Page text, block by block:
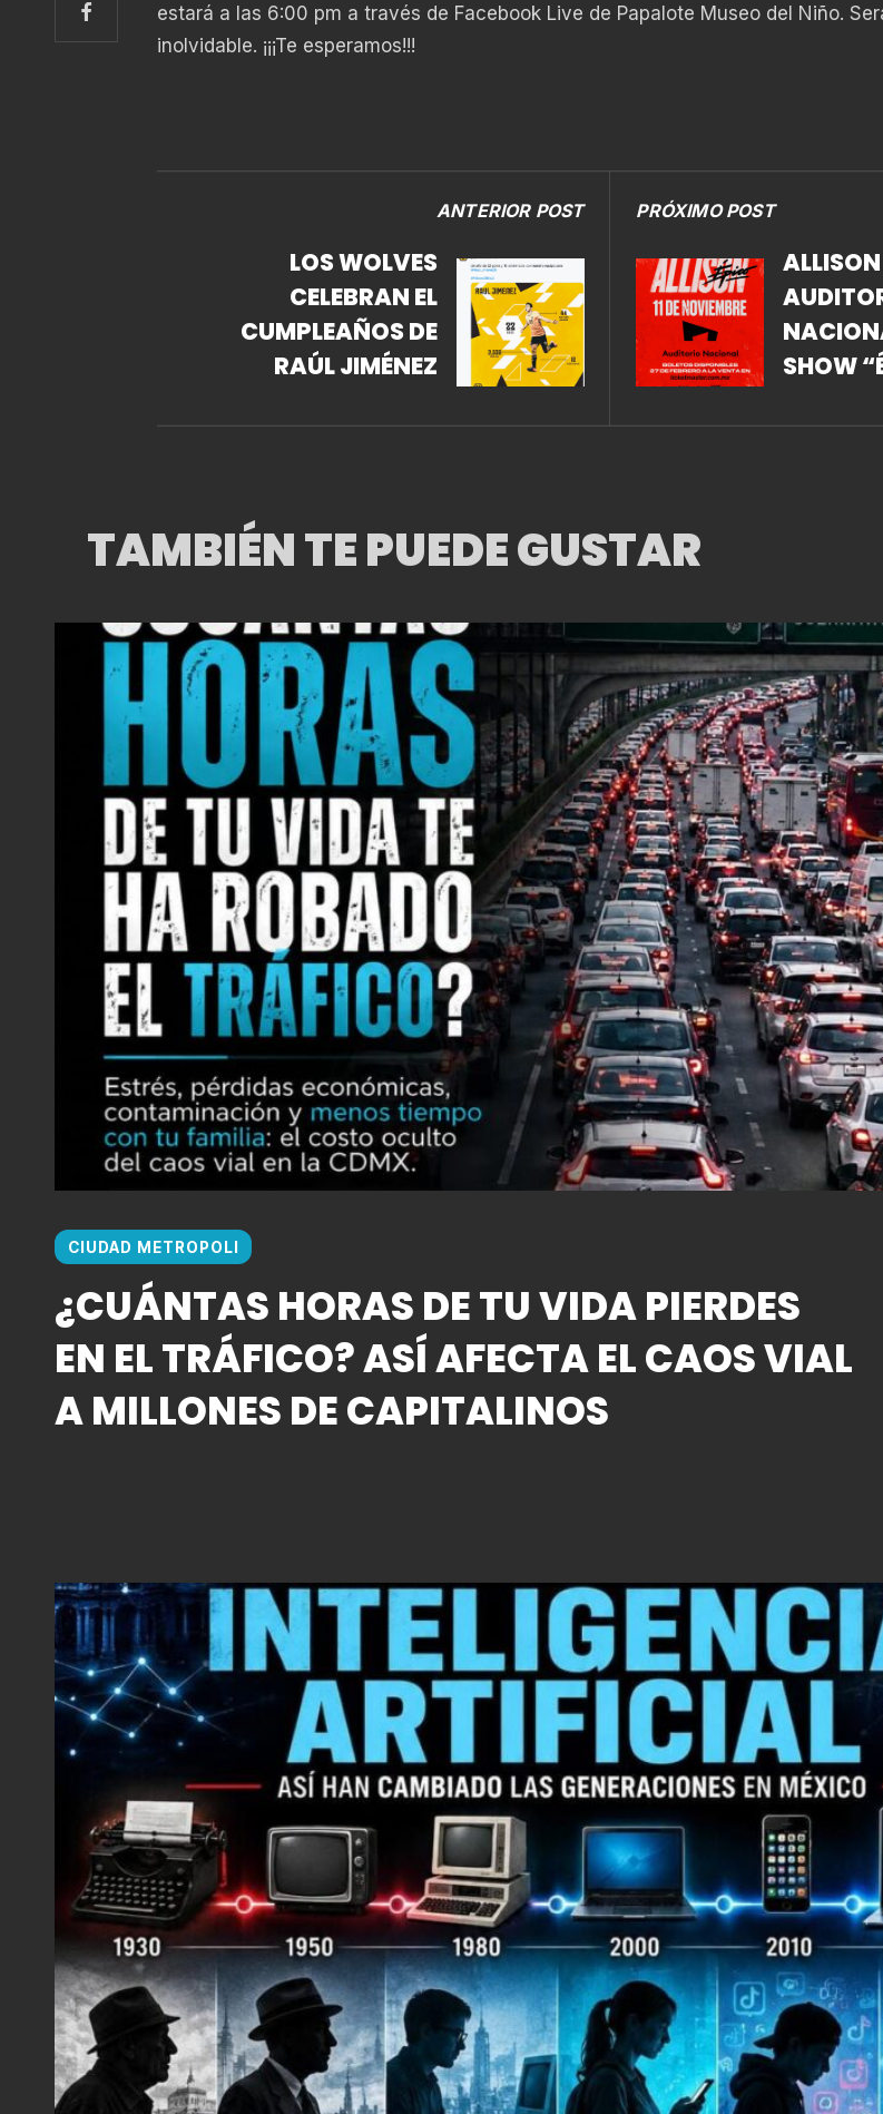
estará a las 6:00 pm a través de Facebook Live de Papalote Museo del Niño.
inolvidable. ¡¡¡Te esperamos!!!
ANTERIOR POST
LOS WOLVES
CELEBRAN EL
CUMPLEAÑOS DE
RAÚL JIMÉNEZ
PRÓXIMO POST
SHOW
TAMBIÉN TE PUEDE GUSTAR
CIUDAD METROPOLI
¿CUÁNTAS HORAS DE TU VIDA PIERDES
EN EL TRÁFICO? ASÍ AFECTA EL CAOS VIAL
A MILLONES DE CAPITALINOS